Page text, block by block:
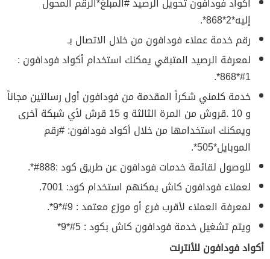
إليه*2*868*.
رقم خدمة عملاء فودافون من خلال الاتصال بـ
لمعرفة الرصيد المتبقي يمكنك استخدام أكواد فودافون :
1#*868*.
خدمة كلمني شكراً المقدمة من فودافون أول رسالتين مجاناً
و 10 .قروش من المرة الثالثة و 15 قرش لأي شبكة أخرى
ويمكنك استخدامها من خلال أكواد فودافون: #رقم
الموبايل*505*.
للوصول لقائمة خدمات فودافون عن طريق كود :888#*.
لعملاء فودافون كاش يمكنهم استخدام كود: 7001.
لمعرفة العملاء لأقرب فرع أو موزع معتمد : 9#*9*.
ويتم تشغيل خدمة فودافون كاش بكود : 5#*9*
أكواد فودافون للأنترنت